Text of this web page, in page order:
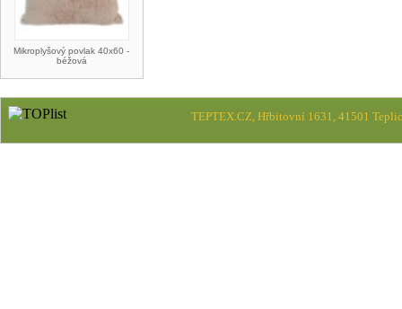
Mikroplyšový povlak 40x60 -
béžová
TEPTEX.CZ, Hřbitovní 1631, 41501